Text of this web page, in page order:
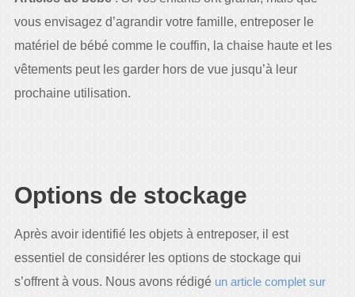
vous envisagez d’agrandir votre famille, entreposer le
matériel de bébé comme le couffin, la chaise haute et les
vêtements peut les garder hors de vue jusqu’à leur
prochaine utilisation.
Options de stockage
Après avoir identifié les objets à entreposer, il est
essentiel de considérer les options de stockage qui
s’offrent à vous. Nous avons rédigé un article complet sur